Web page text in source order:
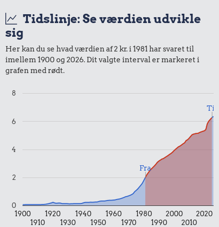
Priser i 2025
1,00 kr.
Samlet pris i 2025
Udvalgte varer fra danskernes indkøbskurv gennem tiderne.
Priser i nutidskroner er estimeret af Oldmoney. Priser i
datidskroner er på baggrund af forbrugerprisindekset fra
Danmarks Statistik.
Tidslinje: Se værdien udvikle
sig
Her kan du se hvad værdien af 2 kr. i 1981 har svaret til
imellem 1900 og 2026. Dit valgte interval er markeret i
grafen med rødt.
1900
1910
1920
1930
1940
1950
1960
1970
1980
1990
2000
2010
2020
0
2
4
6
8
Fra
Til